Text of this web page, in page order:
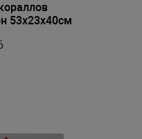
53х23х40см